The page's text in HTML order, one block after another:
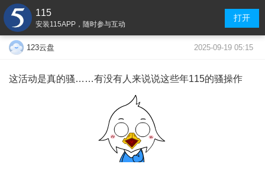
115
安装115APP，随时参与互动
打开
123云盘 2025-09-19 05:15
这活动是真的骚……有没有人来说说这些年115的骚操作